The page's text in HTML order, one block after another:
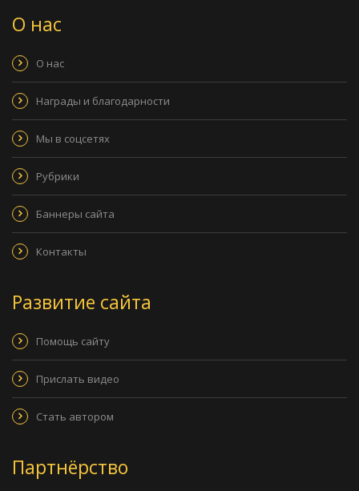
О нас
О нас
Награды и благодарности
Мы в соцсетях
Рубрики
Баннеры сайта
Контакты
Развитие сайта
Помощь сайту
Прислать видео
Стать автором
Партнёрство